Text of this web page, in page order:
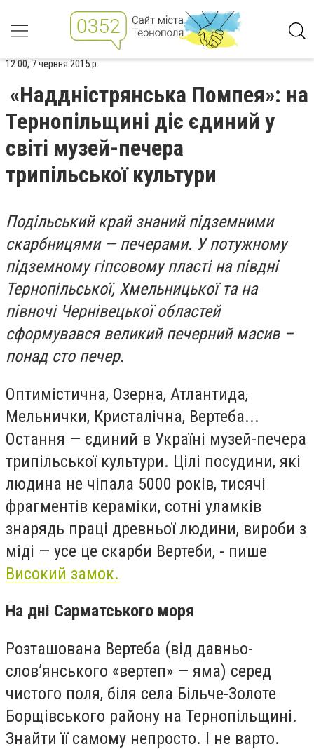
12:00, 7 червня 2015 р.
«Наддністрянська Помпея»: на
Тернопільщині діє єдиний у
світі музей-печера
трипільської культури
Подільський край знаний підземними
скарбницями — печерами. У потужному
підземному гіпсовому пласті на півдні
Тернопільської, Хмельницької та на
півночі Чернівецької областей
сформувався великий печерний масив –
понад сто печер.
Оптимістична, Озерна, Атлантида,
Мельнички, Кристалічна, Вертеба...
Остання — єдиний в Україні музей-печера
трипільської культури. Цілі посудини, які
людина не чіпала 5000 років, тисячі
фрагментів кераміки, сотні уламків
знарядь праці древньої людини, вироби з
міді — усе це скарби Вертеби, - пише
Високий замок.
На дні Сарматського моря
Розташована Вертеба (від давньо­
слов’янського «вертеп» — яма) серед
чистого поля, біля села Більче-Золоте
Борщівського району на Тернопільщині.
Знайти її самому непросто. І не варто.